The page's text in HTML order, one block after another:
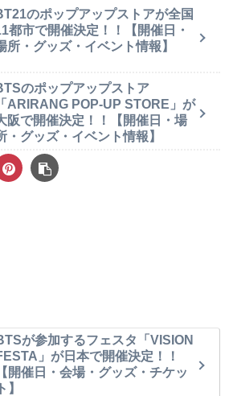
のポップアップストアが全国
都市で開催決定！！【開催日・
所・グッズ・イベント情報】
のポップアップストア
「ARIRANG POP-UP STORE」が
阪で開催決定！！【開催日・場
・グッズ・イベント情報】
が参加するフェスタ「VISION
」が日本で開催決定！！
【開催日・会場・グッズ・チケッ
ト】